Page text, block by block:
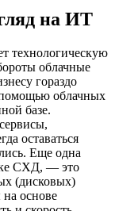
на ИТ
технологическую
облачные
гораздо
помощью облачных
базе.
оставаться
Еще одна
СХД, — это
(дисковых)
основе